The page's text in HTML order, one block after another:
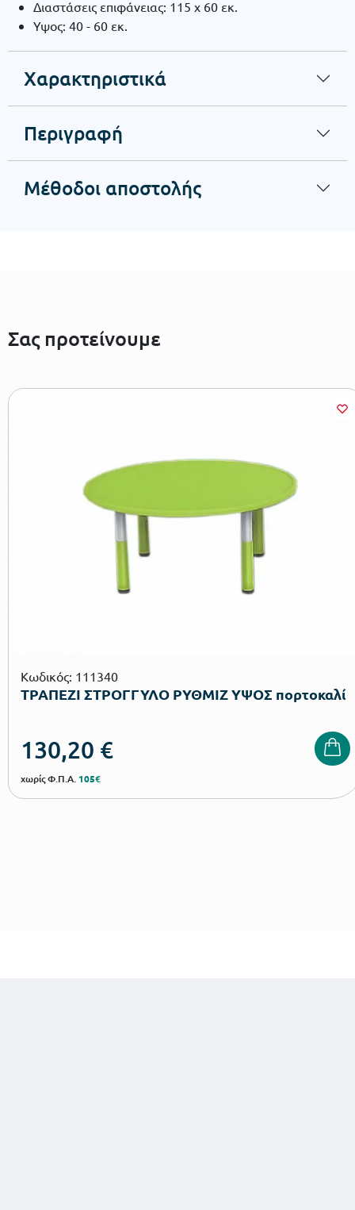
Διαστάσεις επιφάνειας: 115 x 60 εκ.
Υψος: 40 - 60 εκ.
Χαρακτηριστικά
Περιγραφή
Μέθοδοι αποστολής
Σας προτείνουμε
Κωδικός: 111340
ΤΡΑΠΕΖΙ ΣΤΡΟΓΓΥΛΟ ΡΥΘΜΙΖ ΥΨΟΣ πορτοκαλί
130,20 €
χωρίς Φ.Π.Α. 105€